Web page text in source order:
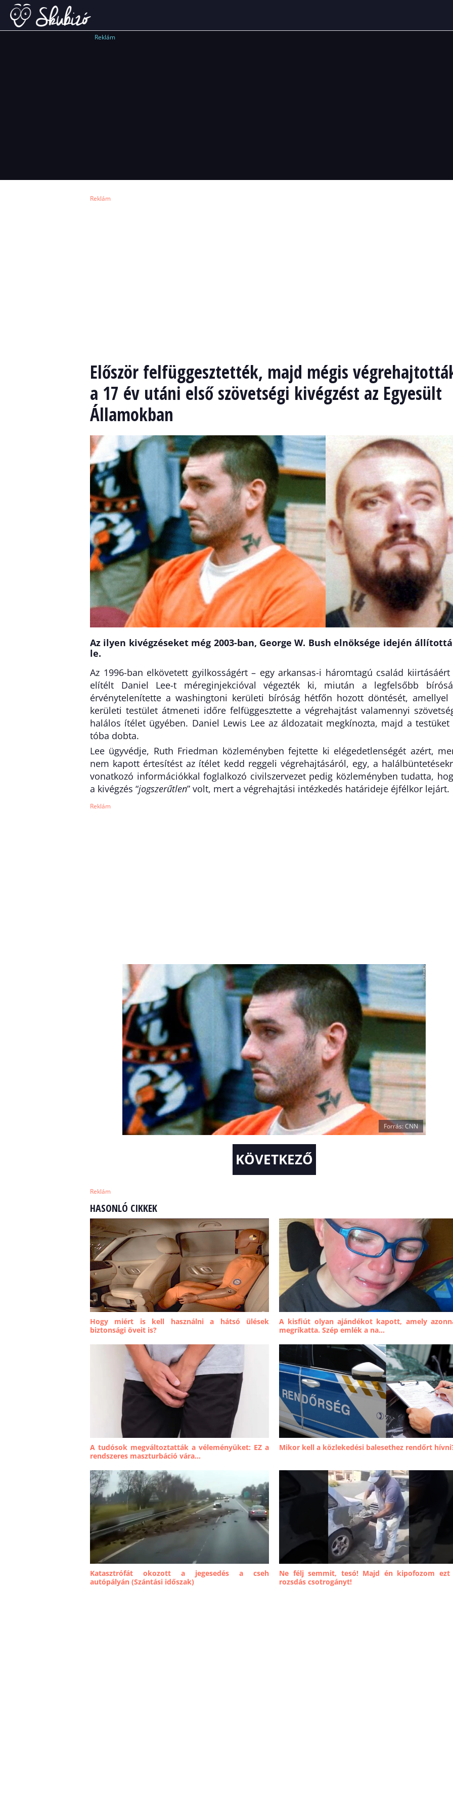
Reklám
Reklám
Először felfüggesztették, majd mégis
a 17 év utáni első szövetségi kivégzést az Egyesült
Államokban
Az ilyen kivégzéseket még 2003-ban, George W. Bush elnöksége idején
le.
Az 1996-ban elkövetett gyilkosságért – egy arkansas-i háromtagú család kiirtásáért
elítélt Daniel Lee-t méreginjekcióval végezték ki, miután a legfelsőbb
érvénytelenítette a washingtoni kerületi bíróság hétfőn hozott döntését, amellyel
kerületi testület átmeneti időre felfüggesztette a végrehajtást valamennyi
halálos ítélet ügyében. Daniel Lewis Lee az áldozatait megkínozta, majd a testüket
tóba dobta.
Lee ügyvédje, Ruth Friedman közleményben fejtette ki elégedetlenségét azért,
nem kapott értesítést az ítélet kedd reggeli végrehajtásáról, egy, a
vonatkozó információkkal foglalkozó civilszervezet pedig közleményben tudatta,
a kivégzés “jogszerűtlen” volt, mert a végrehajtási intézkedés határideje éjfélkor lejárt.
Reklám
Forrás: CNN
KÖVETKEZŐ
Reklám
HASONLÓ CIKKEK
Hogy miért is kell használni a hátsó ülések
biztonsági öveit is?
A kisfiút olyan ajándékot kapott, amely
megríkatta. Szép emlék a na...
A tudósok megváltoztatták a véleményüket: EZ a
rendszeres maszturbáció vára...
Mikor kell a közlekedési balesethez rendőrt
Katasztrófát okozott a jegesedés a cseh
autópályán (Szántási időszak)
Ne félj semmit, tesó! Majd én kipofozom ezt
rozsdás csotrogányt!